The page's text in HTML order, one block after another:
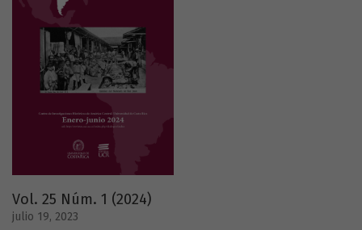
Vol. 25 Núm. 1 (2024)
julio 19, 2023